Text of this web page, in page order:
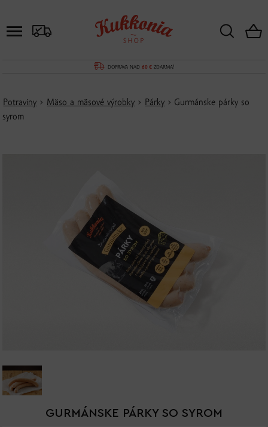
DOPRAVA NAD 60 €ZDARMA!
Potraviny › Mäso a mäsové výrobky › Párky › Gurmánske párky so
syrom
GURMÁNSKE PÁRKY SO SYROM